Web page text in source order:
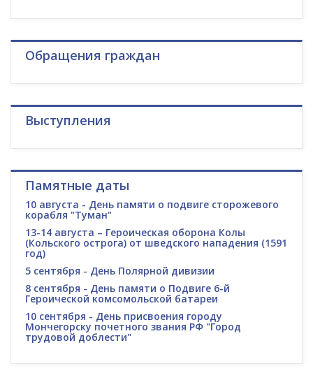
Обращения граждан
Выступления
Памятные даты
10 августа - День памяти о подвиге сторожевого
корабля "Туман"
13-14 августа – Героическая оборона Колы
(Кольского острога) от шведского нападения (1591
год)
5 сентября - День Полярной дивизии
8 сентября - День памяти о Подвиге 6-й
Героической комсомольской батареи
10 сентября - День присвоения городу
Мончегорску почетного звания РФ "Город
трудовой доблести"